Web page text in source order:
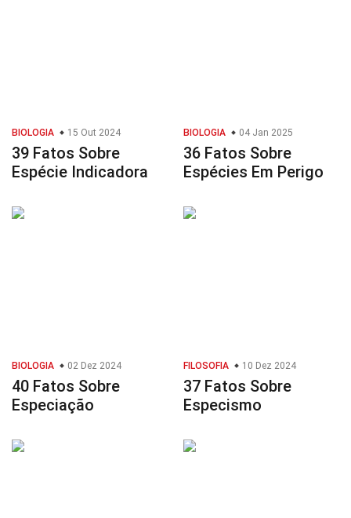
BIOLOGIA 15 Out 2024
39 Fatos Sobre
Espécie Indicadora
BIOLOGIA 04 Jan 2025
36 Fatos Sobre
Espécies Em Perigo
BIOLOGIA 02 Dez 2024
40 Fatos Sobre
Especiação
FILOSOFIA 10 Dez 2024
37 Fatos Sobre
Especismo